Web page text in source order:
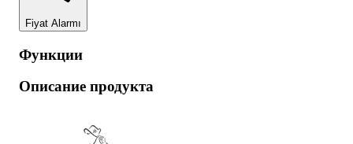
Fiyat Alarmı
Функции
Описание продукта